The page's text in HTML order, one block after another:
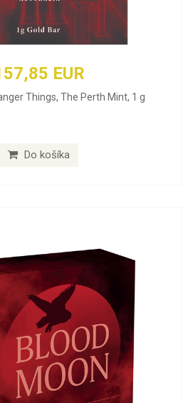
EUR
Things, The Perth Mint, 1 g
Do košíka